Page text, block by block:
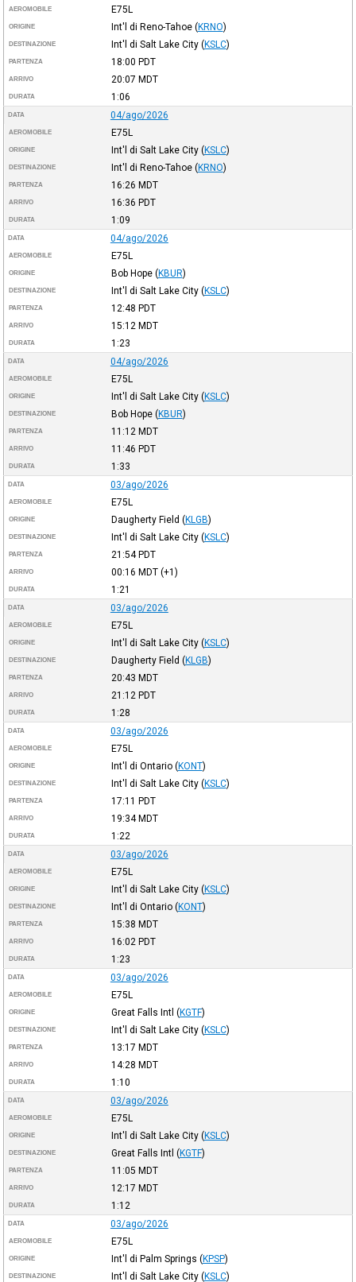
AEROMOBILE E75L
ORIGINE Int'l di Reno-Tahoe (KRNO)
DESTINAZIONE Int'l di Salt Lake City (KSLC)
PARTENZA 18:00 PDT
ARRIVO 20:07 MDT
DURATA 1:06
DATA 04/ago/2026
AEROMOBILE E75L
ORIGINE Int'l di Salt Lake City (KSLC)
DESTINAZIONE Int'l di Reno-Tahoe (KRNO)
PARTENZA 16:26 MDT
ARRIVO 16:36 PDT
DURATA 1:09
DATA 04/ago/2026
AEROMOBILE E75L
ORIGINE Bob Hope (KBUR)
DESTINAZIONE Int'l di Salt Lake City (KSLC)
PARTENZA 12:48 PDT
ARRIVO 15:12 MDT
DURATA 1:23
DATA 04/ago/2026
AEROMOBILE E75L
ORIGINE Int'l di Salt Lake City (KSLC)
DESTINAZIONE Bob Hope (KBUR)
PARTENZA 11:12 MDT
ARRIVO 11:46 PDT
DURATA 1:33
DATA 03/ago/2026
AEROMOBILE E75L
ORIGINE Daugherty Field (KLGB)
DESTINAZIONE Int'l di Salt Lake City (KSLC)
PARTENZA 21:54PDT
ARRIVO 00:16 MDT(+1)
DURATA 1:21
DATA 03/ago/2026
AEROMOBILE E75L
ORIGINE Int'l di Salt Lake City (KSLC)
DESTINAZIONE Daugherty Field (KLGB)
PARTENZA 20:43 MDT
ARRIVO 21:12 PDT
DURATA 1:28
DATA 03/ago/2026
AEROMOBILE E75L
ORIGINE Int'l di Ontario (KONT)
DESTINAZIONE Int'l di Salt Lake City (KSLC)
PARTENZA 17:11 PDT
ARRIVO 19:34MDT
DURATA 1:22
DATA 03/ago/2026
AEROMOBILE E75L
ORIGINE Int'l di Salt Lake City (KSLC)
DESTINAZIONE Int'l di Ontario (KONT)
PARTENZA 15:38 MDT
ARRIVO 16:02 PDT
DURATA 1:23
DATA 03/ago/2026
AEROMOBILE E75L
ORIGINE Great Falls Intl (KGTF)
DESTINAZIONE Int'l di Salt Lake City (KSLC)
PARTENZA 13:17 MDT
ARRIVO 14:28 MDT
DURATA 1:10
DATA 03/ago/2026
AEROMOBILE E75L
ORIGINE Int'l di Salt Lake City (KSLC)
DESTINAZIONE Great Falls Intl (KGTF)
PARTENZA 11:05 MDT
ARRIVO 12:17 MDT
DURATA 1:12
DATA 03/ago/2026
AEROMOBILE E75L
ORIGINE Int'l di Palm Springs (KPSP)
DESTINAZIONE Int'l di Salt Lake City (KSLC)